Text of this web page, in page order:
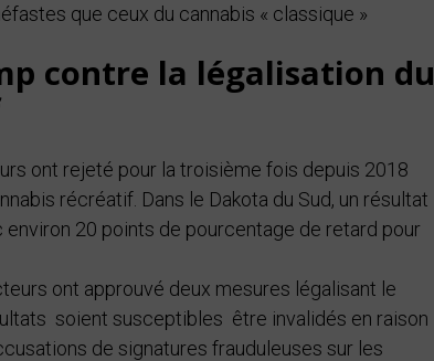
que ceux du cannabis « classique »
contre la légalisation du
ont rejeté pour la troisième fois depuis 2018
récréatif. Dans le Dakota du Sud, un résultat
20 points de pourcentage de retard pour
ont approuvé deux mesures légalisant le
soient susceptibles être invalidés en raison
de signatures frauduleuses sur les